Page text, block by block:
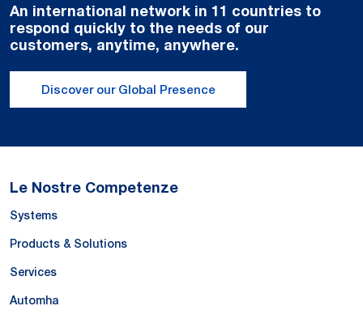
An international network in 11 countries to
respond quickly to the needs of our
customers, anytime, anywhere.
Discover our Global Presence
Le Nostre Competenze
Systems
Products & Solutions
Services
Automha